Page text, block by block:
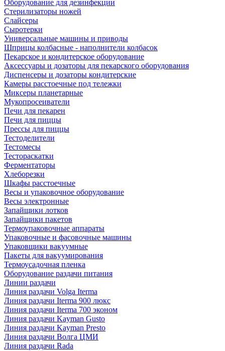
Оборудование для дезинфекции
Стерилизаторы ножей
Слайсеры
Сыротерки
Универсальные машины и приводы
Шприцы колбасные - наполнители колбасок
Пекарское и кондитерское оборудование
Аксессуары и дозаторы для пекарского оборудования
Диспенсеры и дозаторы кондитерские
Камеры расстоечные под тележки
Миксеры планетарные
Мукопросеиватели
Печи для пекарен
Печи для пиццы
Прессы для пиццы
Тестоделители
Тестомесы
Тестораскатки
Ферментаторы
Хлеборезки
Шкафы расстоечные
Весы и упаковочное оборудование
Весы электронные
Запайщики лотков
Запайщики пакетов
Термоупаковочные аппараты
Упаковочные и фасовочные машины
Упаковщики вакуумные
Пакеты для вакуумирования
Термоусадочная пленка
Оборудование раздачи питания
Линии раздачи
Линия раздачи Volga Iterma
Линия раздачи Iterma 900 люкс
Линия раздачи Iterma 700 эконом
Линия раздачи Kayman Gusto
Линия раздачи Kayman Presto
Линия раздачи Волга ЦМИ
Линия раздачи Rada